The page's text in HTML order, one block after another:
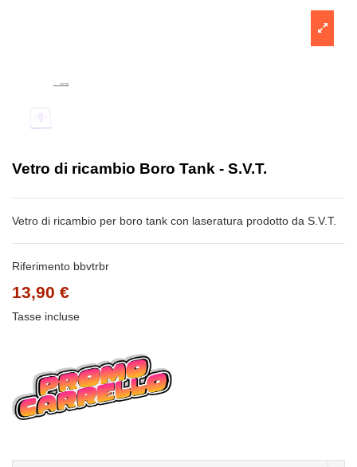
Vetro di ricambio Boro Tank - S.V.T.
Vetro di ricambio per boro tank con laseratura prodotto da S.V.T.
Riferimento bbvtrbr
13,90 €
Tasse incluse